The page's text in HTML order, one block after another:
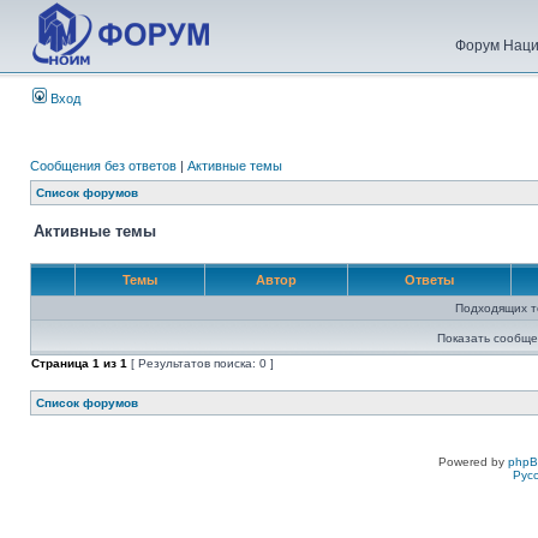
Форум
Вход
Сообщения без ответов | Активные темы
Список форумов
Активные темы
Темы Автор Ответы
Подходящих
Показать
Страница 1 из 1 [ Результатов поиска: 0 ]
Список форумов
Powered by